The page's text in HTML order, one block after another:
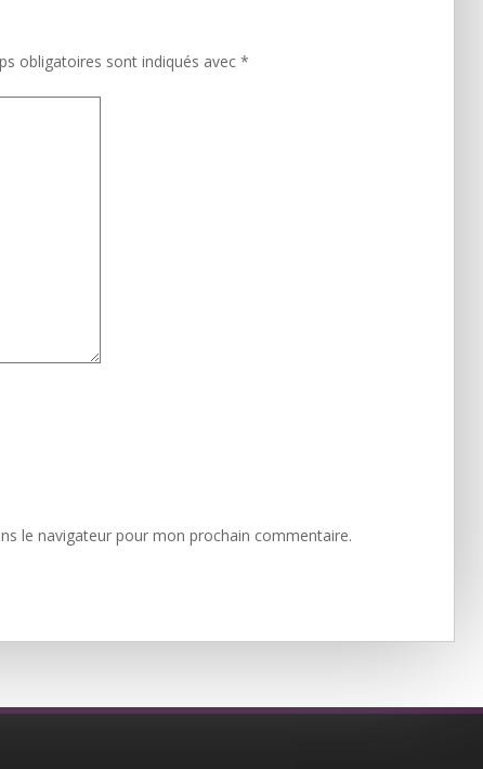
obligatoires sont indiqués avec *
le navigateur pour mon prochain commentaire.